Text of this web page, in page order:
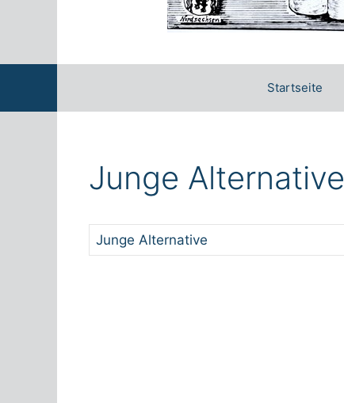
Startseite
Junge Alternative
Junge Alternative